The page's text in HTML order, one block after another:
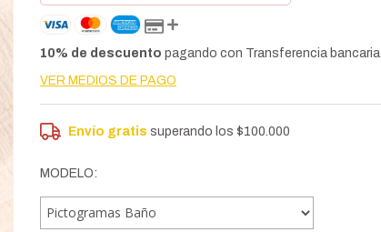
10% de descuento pagando con Transferencia bancaria
VER MEDIOS DE PAGO
Envío gratis superando los$100.000
MODELO: